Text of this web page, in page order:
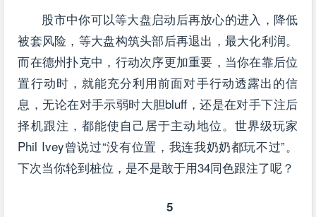
股市中你可以等大盘启动后再放心的进入，降低
被套风险，等大盘构筑头部后再退出，最大化利润。
而在德州扑克中，行动次序更加重要，当你在靠后位
置行动时，就能充分利用前面对手行动透露出的信
息，无论在对手示弱时大胆bluff，还是在对手下注后
择机跟注，都能使自己居于主动地位。世界级玩家
Phil Ivey曾说过“没有位置，我连我奶奶都玩不过”。
下次当你轮到桩位，是不是敢于用34同色跟注了呢？
5